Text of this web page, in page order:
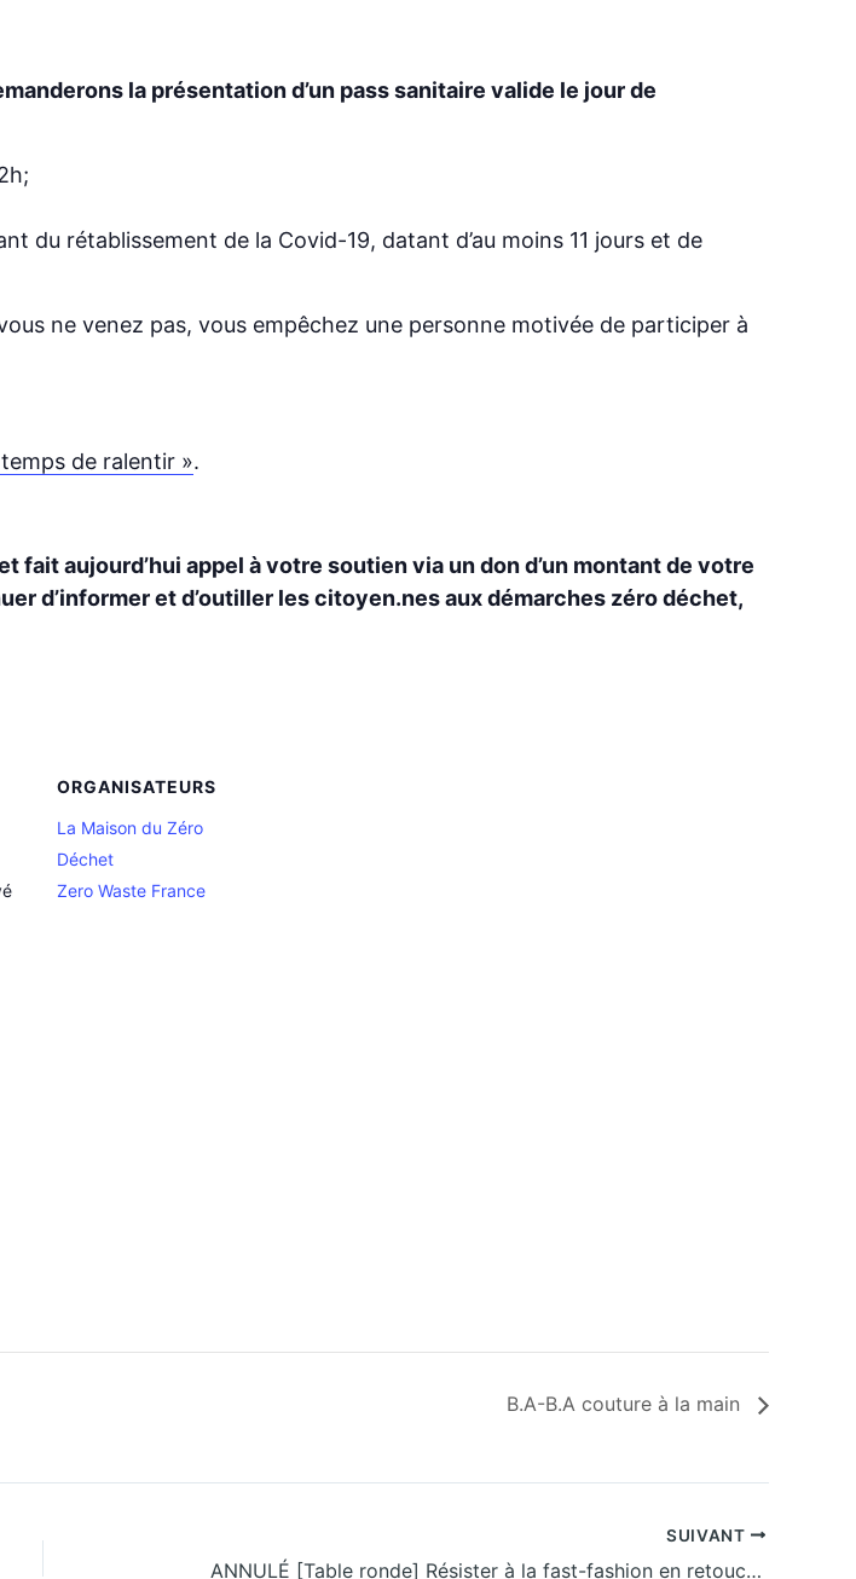
la présentation d’un pass sanitaire valide le jour de
du rétablissement de la Covid-19, datant d’au moins 11 jours et de
ne venez pas, vous empêchez une personne motivée de participer à
de ralentir ».
aujourd’hui appel à votre soutien via un don d’un montant de votre
d’informer et d’outiller les citoyen.nes aux démarches zéro déchet,
ORGANISATEURS
La Maison du Zéro
Déchet
Zero Waste France
B.A-B.A couture à la main
SUIVANT
ANNULÉ [Table ronde] Résister à la fast-fashion en retouchant ses vêtements